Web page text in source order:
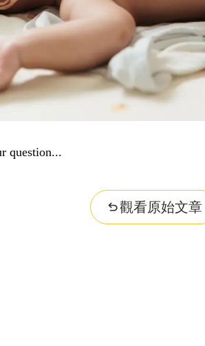
question...
觀看原始文章